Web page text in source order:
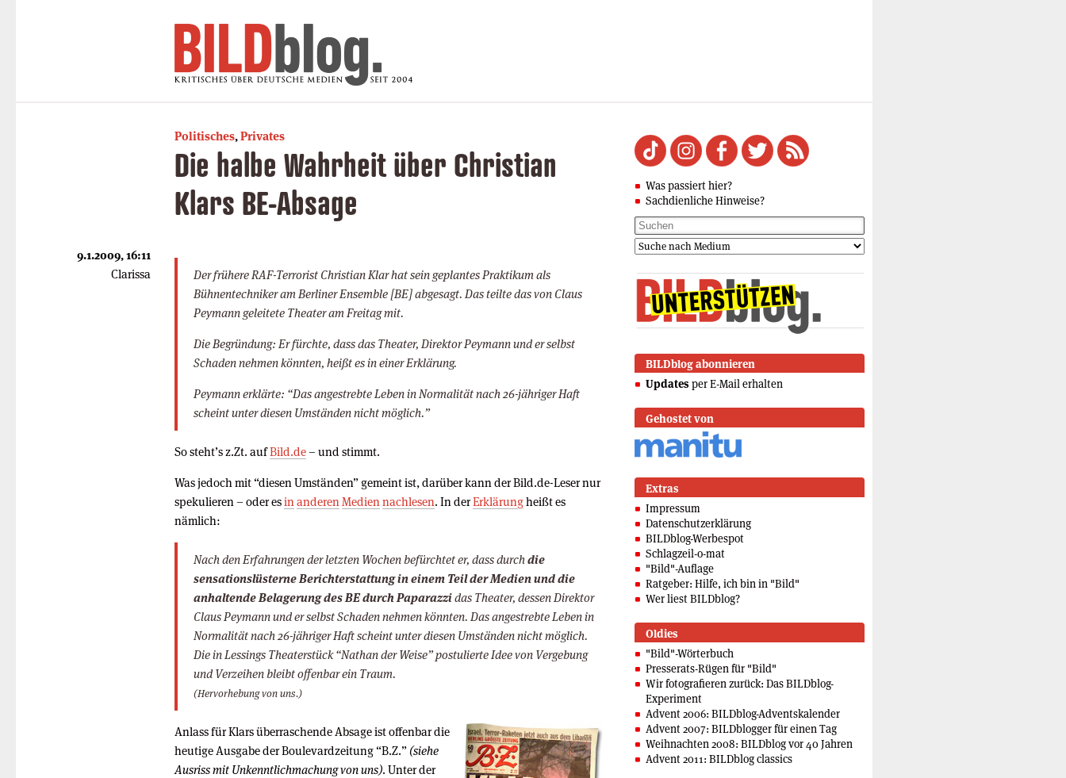
Politisches,Privates
Die halbe Wahrheit über Christian
Klars BE-Absage
Der frühere RAF-Terrorist Christian Klar hat sein geplantes Praktikum als
Bühnentechniker am Berliner Ensemble [BE] abgesagt. Das teilte das von Claus
Peymann geleitete Theater am Freitag mit.
Die Begründung: Er fürchte, dass das Theater, Direktor Peymann und er selbst
Schaden nehmen könnten, heißt es in einer Erklärung.
Peymann erklärte: “Das angestrebte Leben in Normalität nach 26-jähriger Haft
scheint unter diesen Umständen nicht möglich.”
So steht’s z.Zt. aufBild.de– und stimmt.
Was jedoch mit “diesen Umständen” gemeint ist, darüber kann der Bild.de-Leser nur
spekulieren – oder esin anderen Medien nachlesen. In derErklärungheißt es
nämlich:
Nach den Erfahrungen der letzten Wochen befürchtet er, dass durchdie
sensationslüsterne Berichterstattung in einem Teil der Medien und die
anhaltende Belagerung des BE durch Paparazzidas Theater, dessen Direktor
Claus Peymann und er selbst Schaden nehmen könnten. Das angestrebte Leben in
Normalität nach 26-jähriger Haft scheint unter diesen Umständen nicht möglich.
Die in Lessings Theaterstück “Nathan der Weise” postulierte Idee von Vergebung
und Verzeihen bleibt offenbar ein Traum.
(Hervorhebung von uns.)
Anlass für Klars überraschende Absage ist offenbar die
heutige Ausgabe der Boulevardzeitung “B.Z.” (siehe
Ausriss mit Unkenntlichmachung von uns). Unter der
9.1.2009, 16:11
Clarissa
Was passiert hier?
Sachdienliche Hinweise?
BILDblog abonnieren
Updates per E-Mail erhalten
Gehostet von
Extras
Impressum
Datenschutzerklärung
BILDblog-Werbespot
Schlagzeil-o-mat
"Bild"-Auflage
Ratgeber: Hilfe, ich bin in "Bild"
Wer liest BILDblog?
Oldies
"Bild"-Wörterbuch
Presserats-Rügen für "Bild"
Wir fotografieren zurück: Das BILDblog-
Experiment
Advent 2006: BILDblog-Adventskalender
Advent 2007: BILDblogger für einen Tag
Weihnachten 2008: BILDblog vor 40 Jahren
Advent 2011: BILDblog classics